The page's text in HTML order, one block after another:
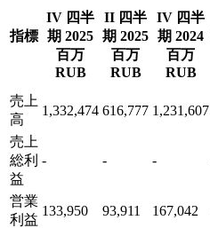
指標
IV 四半
期 2025
百万
RUB
II 四半
期 2025
百万
RUB
IV 四半
期 2024
百万
RUB
売上
高
1,332,474 616,777 1,231,607
売上
総利
益
- - -
営業
利益
133,950 93,911 167,042